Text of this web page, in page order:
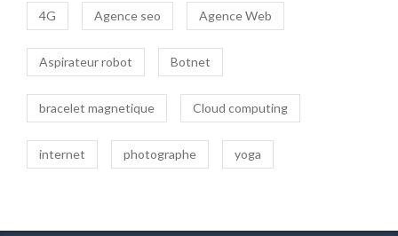
4G Agence seo Agence Web
Aspirateur robot Botnet
bracelet magnetique Cloud computing
internet photographe yoga